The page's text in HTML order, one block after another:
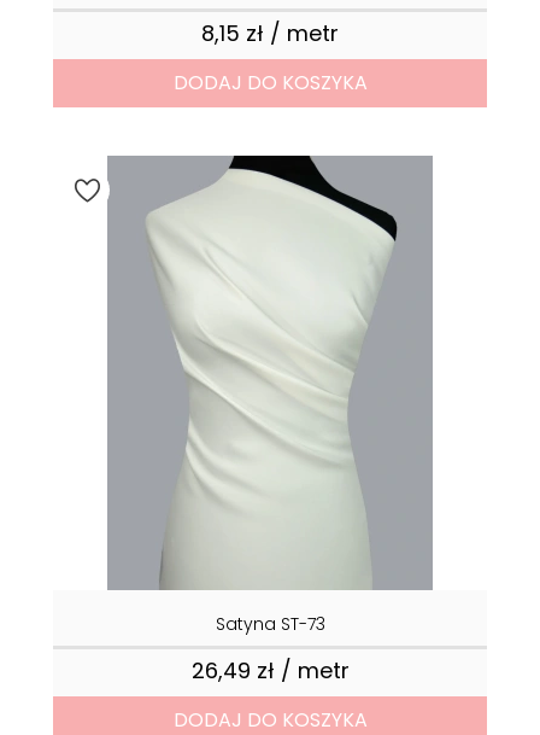
8,15 zł / metr
DODAJ DO KOSZYKA
Satyna ST-73
26,49 zł / metrCena
DODAJ DO KOSZYKA